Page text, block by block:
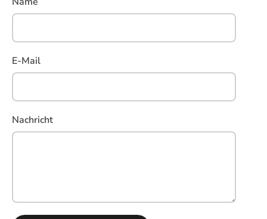
E-Mail
Nachricht